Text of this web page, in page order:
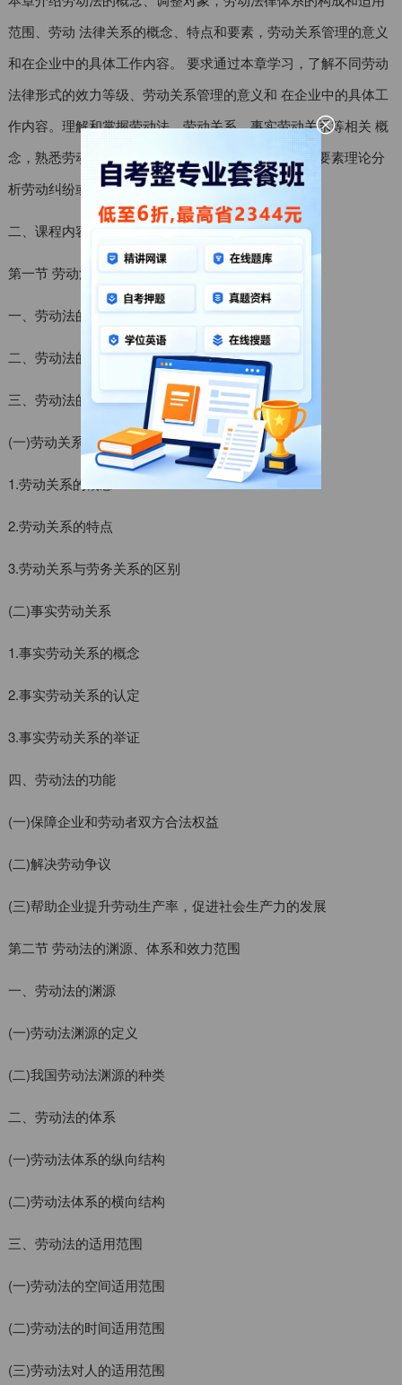
范围、劳动 法律关系的概念、特点和要素，劳动关系管理的意义
和在企业中的具体工作内容。 要求通过本章学习，了解不同劳动
法律形式的效力等级、劳动关系管理的意义和 在企业中的具体工
作内容。理解和掌握劳动法、劳动关系、事实劳动关系等相关 概
念，熟悉劳动法律体系构成，能够运用劳动法律关系要素理论分
析劳动纠纷或 案例。
二、课程内容
第一节 劳动法概述
一、劳动法的诞生与发展
二、劳动法的概念
三、劳动法的调整对象
(一)劳动关系
1.劳动关系的概念
2.劳动关系的特点
3.劳动关系与劳务关系的区别
(二)事实劳动关系
1.事实劳动关系的概念
2.事实劳动关系的认定
3.事实劳动关系的举证
四、劳动法的功能
(一)保障企业和劳动者双方合法权益
(二)解决劳动争议
(三)帮助企业提升劳动生产率，促进社会生产力的发展
第二节 劳动法的渊源、体系和效力范围
一、劳动法的渊源
(一)劳动法渊源的定义
(二)我国劳动法渊源的种类
二、劳动法的体系
(一)劳动法体系的纵向结构
(二)劳动法体系的横向结构
三、劳动法的适用范围
(一)劳动法的空间适用范围
(二)劳动法的时间适用范围
(三)劳动法对人的适用范围